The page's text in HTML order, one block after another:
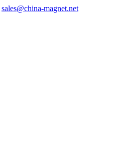
sales@china-magnet.net